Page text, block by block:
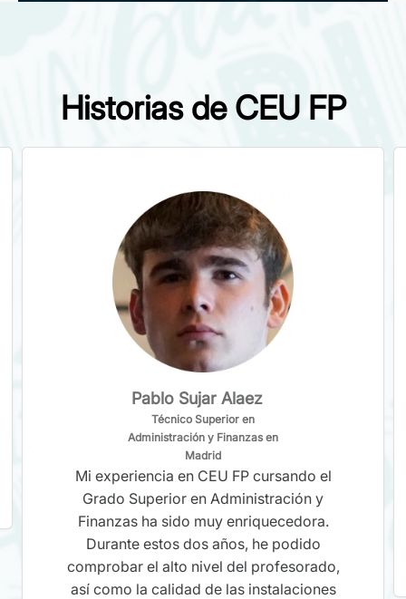
Historias de CEU FP
Pablo Sujar Alaez
Técnico Superior en
Administración y Finanzas en
Madrid
Mi experiencia en CEU FP cursando el
Grado Superior en Administración y
Finanzas ha sido muy enriquecedora.
Durante estos dos años, he podido
comprobar el alto nivel del profesorado,
así como la calidad de las instalaciones